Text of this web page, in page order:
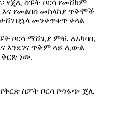
የጄሊ ስፑት ቦርሳ የመሸከም
የመልበስ መከላከያ ጥቅሞች
በኋላ መንቀጥቀጥ ቀላል
ቦርሳ ማሸጊያ ምቹ, ለአካባቢ
እንደገና ጥቅም ላይ ሊውል
ነው.